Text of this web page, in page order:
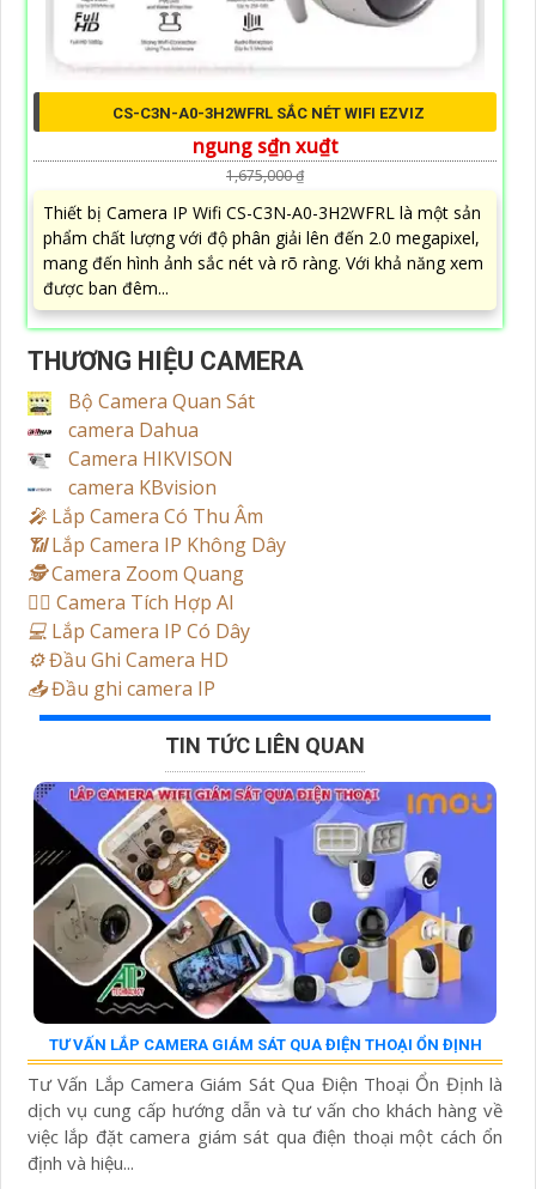
CS-C3N-A0-3H2WFRL SẮC NÉT WIFI EZVIZ
ngung s₫n xu₫t
1,675,000 ₫
Thiết bị Camera IP Wifi CS-C3N-A0-3H2WFRL là một sản
phẩm chất lượng với độ phân giải lên đến 2.0 megapixel,
mang đến hình ảnh sắc nét và rõ ràng. Với khả năng xem
được ban đêm...
THƯƠNG HIỆU CAMERA
Bộ Camera Quan Sát
camera Dahua
Camera HIKVISON
camera KBvision
️🎤️ Lắp Camera Có Thu Âm
📶Lắp Camera IP Không Dây
🕵️Camera Zoom Quang
🧛‍♀️ Camera Tích Hợp AI
💻 Lắp Camera IP Có Dây
⚙️Đầu Ghi Camera HD
📥Đầu ghi camera IP
TIN TỨC LIÊN QUAN
TƯ VẤN LẮP CAMERA GIÁM SÁT QUA ĐIỆN THOẠI ỔN ĐỊNH
Tư Vấn Lắp Camera Giám Sát Qua Điện Thoại Ổn Định là
dịch vụ cung cấp hướng dẫn và tư vấn cho khách hàng về
việc lắp đặt camera giám sát qua điện thoại một cách ổn
định và hiệu...